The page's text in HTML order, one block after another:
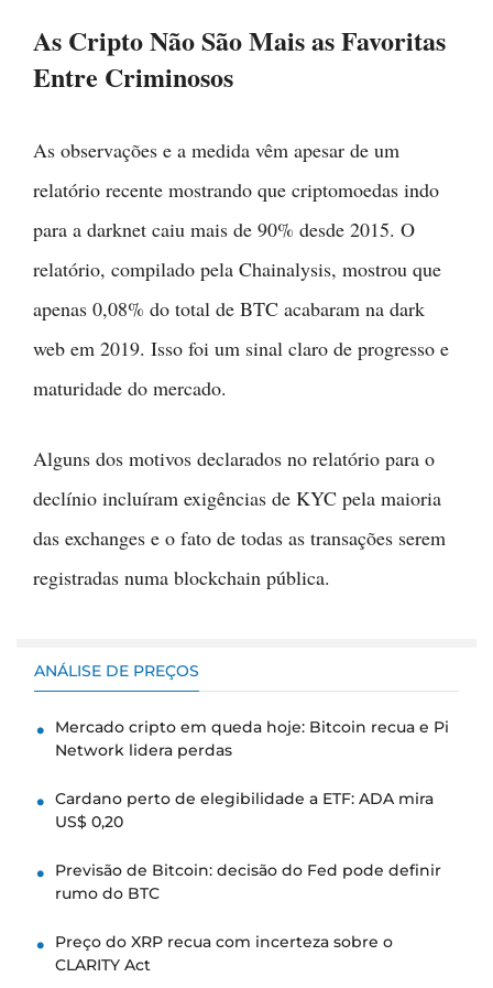
As Cripto Não São Mais as Favoritas
Entre Criminosos
As observações e a medida vêm apesar de um
relatório recente mostrando que criptomoedas indo
para a darknet caiu mais de 90% desde 2015. O
relatório, compilado pela Chainalysis, mostrou que
apenas 0,08% do total de BTC acabaram na dark
web em 2019. Isso foi um sinal claro de progresso e
maturidade do mercado.
Alguns dos motivos declarados no relatório para o
declínio incluíram exigências de KYC pela maioria
das exchanges e o fato de todas as transações serem
registradas numa blockchain pública.
ANÁLISE DE PREÇOS
Mercado cripto em queda hoje: Bitcoin recua e Pi
Network lidera perdas
Cardano perto de elegibilidade a ETF: ADA mira
US$ 0,20
Previsão de Bitcoin: decisão do Fed pode definir
rumo do BTC
Preço do XRP recua com incerteza sobre o
CLARITY Act